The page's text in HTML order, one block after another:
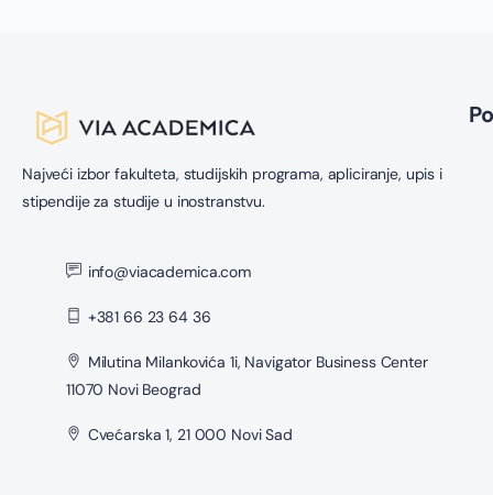
Najveći izbor fakulteta, studijskih programa, apliciranje, upis i
stipendije za studije u inostranstvu.
info@viacademica.com
+381 66 23 64 36
Milutina Milankovića 1i, Navigator Business Center
11070 Novi Beograd
Cvećarska 1, 21 000 Novi Sad